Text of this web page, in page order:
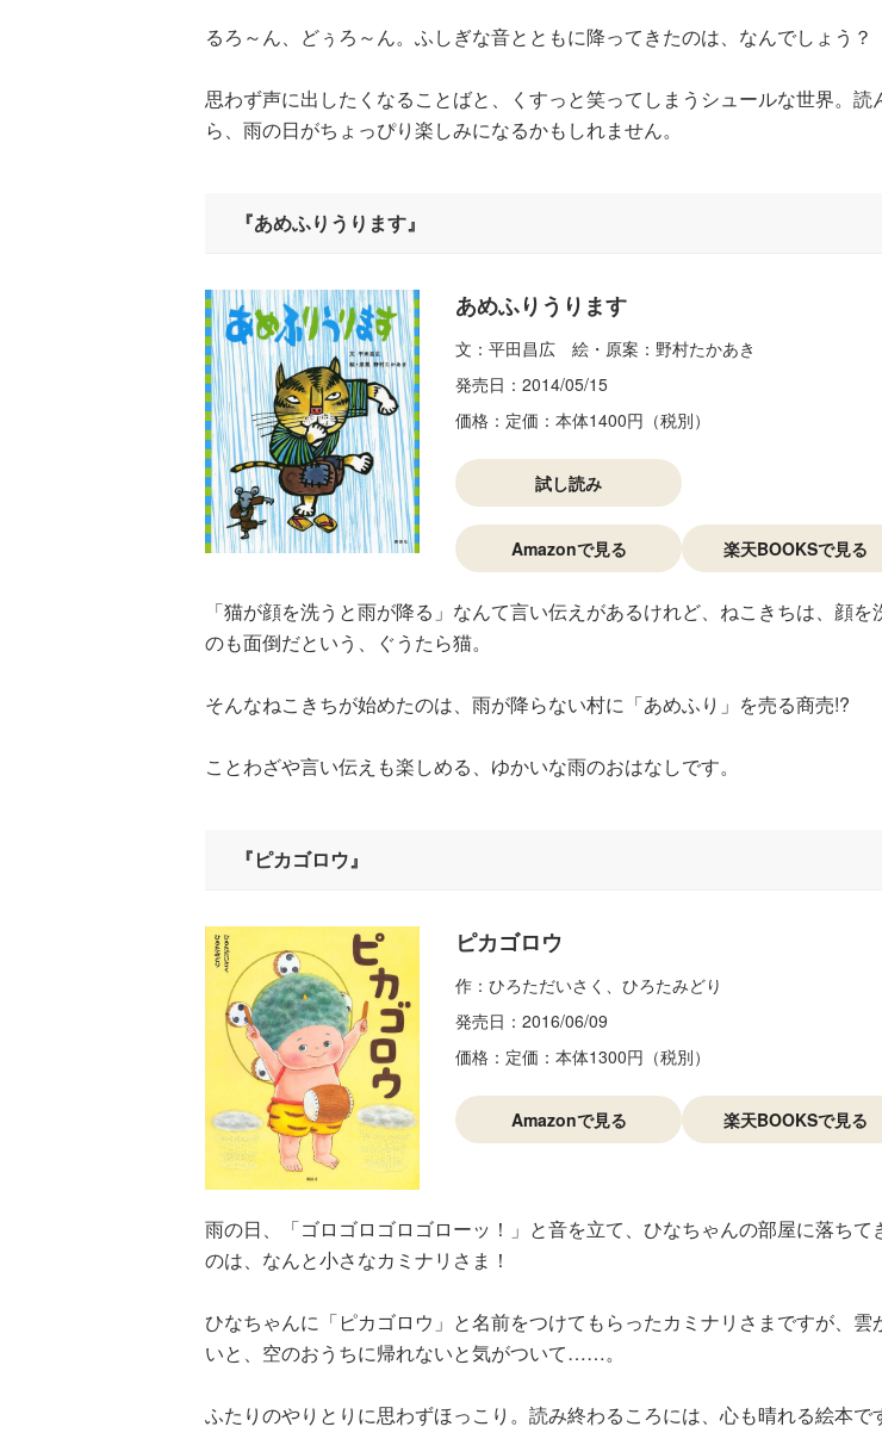
るろ～ん、どぅろ～ん。ふしぎな音とともに降ってきたのは、なんでしょう？
思わず声に出したくなることばと、くすっと笑ってしまうシュールな世界。読
ら、雨の日がちょっぴり楽しみになるかもしれません。
『あめふりうります』
あめふりうります
文：平田昌広 絵・原案：野村たかあき
発売日： 2014/05/15
価格： 定価：本体1400円（税別）
試し読み
Amazonで見る 楽天BOOKSで見る
「猫が顔を洗うと雨が降る」なんて言い伝えがあるけれど、ねこきちは、顔を
のも面倒だという、ぐうたら猫。
そんなねこきちが始めたのは、雨が降らない村に「あめふり」を売る商売!?
ことわざや言い伝えも楽しめる、ゆかいな雨のおはなしです。
『ピカゴロウ』
ピカゴロウ
作：ひろただいさく、ひろたみどり
発売日： 2016/06/09
価格： 定価：本体1300円（税別）
Amazonで見る 楽天BOOKSで見る
雨の日、「ゴロゴロゴロゴローッ！」と音を立て、ひなちゃんの部屋に落ちて
のは、なんと小さなカミナリさま！
ひなちゃんに「ピカゴロウ」と名前をつけてもらったカミナリさまですが、雲
いと、空のおうちに帰れないと気がついて……。
ふたりのやりとりに思わずほっこり。読み終わるころには、心も晴れる絵本で